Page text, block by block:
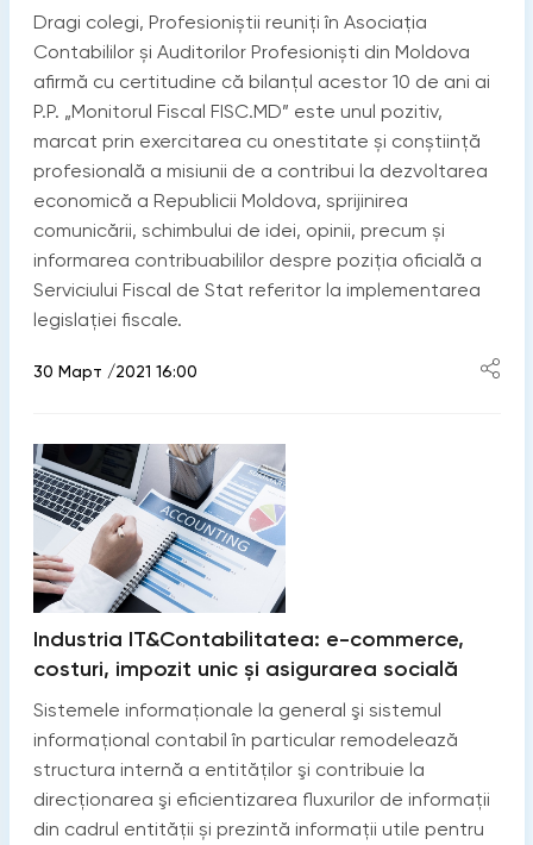
Dragi colegi, Profesioniștii reuniți în Asociația
Contabililor și Auditorilor Profesioniști din Moldova
afirmă cu certitudine că bilanțul acestor 10 de ani ai
P.P. „Monitorul Fiscal FISC.MD” este unul pozitiv,
marcat prin exercitarea cu onestitate și conștiință
profesională a misiunii de a contribui la dezvoltarea
economică a Republicii Moldova, sprijinirea
comunicării, schimbului de idei, opinii, precum și
informarea contribuabililor despre poziția oficială a
Serviciului Fiscal de Stat referitor la implementarea
legislației fiscale.
30 Март /2021 16:00
Industria IT&Contabilitatea: e-commerce,
costuri, impozit unic și asigurarea socială
Sistemele informaţionale la general şi sistemul
informaţional contabil în particular remodelează
structura internă a entităţilor şi contribuie la
direcţionarea şi eficientizarea fluxurilor de informaţii
din cadrul entităţii și prezintă informații utile pentru